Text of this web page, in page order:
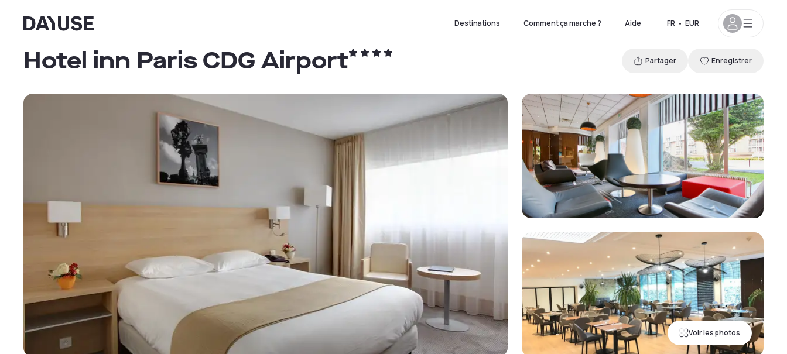
Dayuse Destinations Comment ça marche ? Aide FR • EUR
Voir les photos
Hotel inn Paris CDG Airport Partager Enregistrer